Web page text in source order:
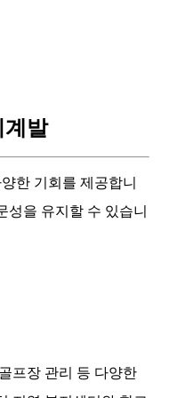
계발
한 기회를 제공합니
성을 유지할 수 있습니
프장 관리 등 다양한